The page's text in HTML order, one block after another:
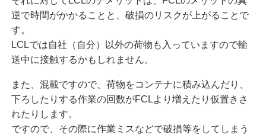
逆で時間がかかることと、破損のリスクが上がることで
す。
LCLでは自社（自分）以外の荷物も入っていますので輸
送中に接触するかもしれません。
また、混載ですので、荷物をコンテナに積み込んだり、
下ろしたりする作業の回数がFCLより増えたり仮置きさ
れたりします。
ですので、その際に作業ミスなどで破損等をしてしまう